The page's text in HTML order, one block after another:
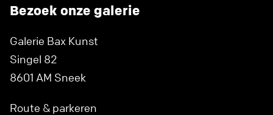
Bezoek onze galerie
Galerie Bax Kunst
Singel 82
8601 AM Sneek
Route & parkeren